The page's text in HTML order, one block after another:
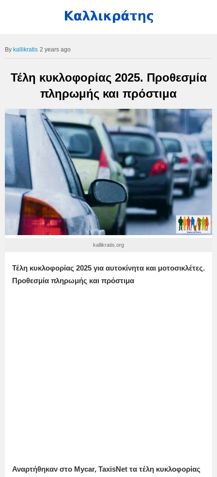
kallikratis 2 years ago
Τέλη κυκλοφορίας 2025. Προθεσμία
πληρωμής και πρόστιμα
kallikratis.org
Τέλη κυκλοφορίας 2025 για αυτοκίνητα και μοτοσικλέτες.
Προθεσμία πληρωμής και πρόστιμα
Αναρτήθηκαν στο Mycar, TaxisNet τα τέλη κυκλοφορίας